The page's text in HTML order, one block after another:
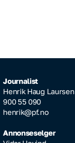
Journalist
Henrik Haug Laursen
900 55 090
henrik@pf.no
Annonseselger